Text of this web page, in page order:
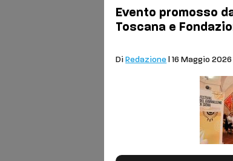
Evento promosso
Toscana e
Di Redazione | 16 Maggio